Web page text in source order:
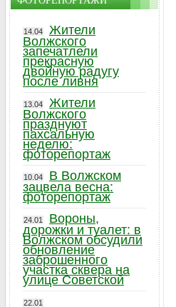
14.04
Жители
Волжского
запечатлели
прекрасную
двойную радугу
после ливня
13.04
Жители
Волжского
празднуют
пахсальную
неделю:
фоторепортаж
10.04
В Волжском
зацвела весна:
фоторепортаж
24.01
Вороны,
дорожки и туалет: в
Волжском обсудили
обновление
заброшенного
участка сквера на
улице Советской
22.01